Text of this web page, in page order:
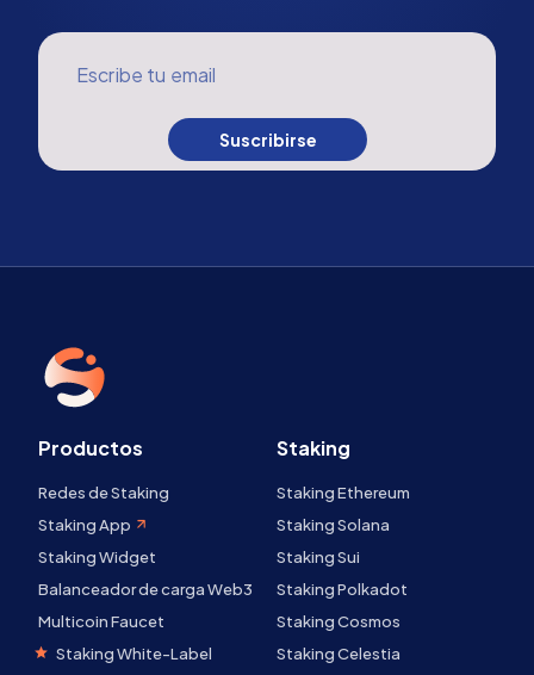
Escribe tu email
Suscribirse
Productos
Redes de Staking
Staking App
Staking Widget
Balanceador de carga Web3
Multicoin Faucet
Staking White-Label
Staking
Staking Ethereum
Staking Solana
Staking Sui
Staking Polkadot
Staking Cosmos
Staking Celestia